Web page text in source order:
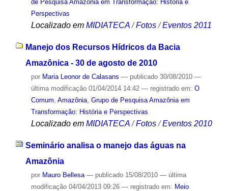
de Pesquisa Amazônia em Transformação: História e
Perspectivas
Localizado em MIDIATECA /Fotos /Eventos 2011
Manejo dos Recursos Hídricos da Bacia
Amazônica - 30 de agosto de 2010
por Maria Leonor de Calasans — publicado30/08/2010 —
última modificação01/04/2014 14:42 — registrado em: O
Comum, Amazônia, Grupo de Pesquisa Amazônia em
Transformação: História e Perspectivas
Localizado em MIDIATECA /Fotos /Eventos 2010
Seminário analisa o manejo das águas na
Amazônia
por Mauro Bellesa — publicado15/08/2010 — última
modificação04/04/2013 09:26 — registrado em: Meio